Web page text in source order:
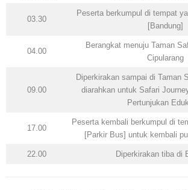
03.30
Peserta berkumpul di tempat
[Bandung]
04.00
Berangkat menuju Taman
Cipularang
09.00
Diperkirakan sampai di Taman
diarahkan untuk Safari
Pertunjukan
17.00
Peserta kembali berkumpul di
[Parkir Bus] untuk kembali
22.00 Diperkirakan tiba di